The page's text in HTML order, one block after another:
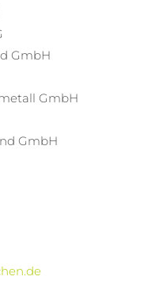
GmbH
GmbH
GmbH